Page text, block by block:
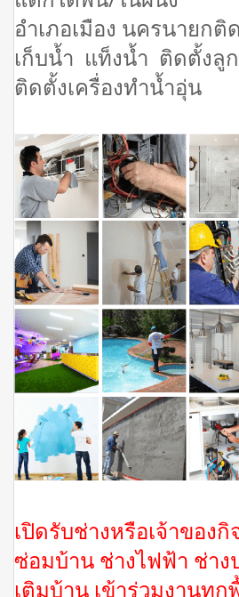
อำเภอเมือง นครนายกติ
เก็บน้ำ แท็งน้ำ ติดตั้งลู
ติดตั้งเครื่องทำน้ำอุ่น
เปิดรับช่างหรือเจ้าของกิ
ซ่อมบ้าน ช่างไฟฟ้า ช่าง
เติมบ้าน เข้าร่วมงานทุ